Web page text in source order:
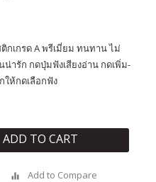
กเกรด A พรีเมี่ยม ทนทาน ไม่
ารัก กดปุ่มฟังเสียงอ่าน กดเพิ่ม-
ให้กดเลือกฟัง
ADD TO CART
Add to Compare